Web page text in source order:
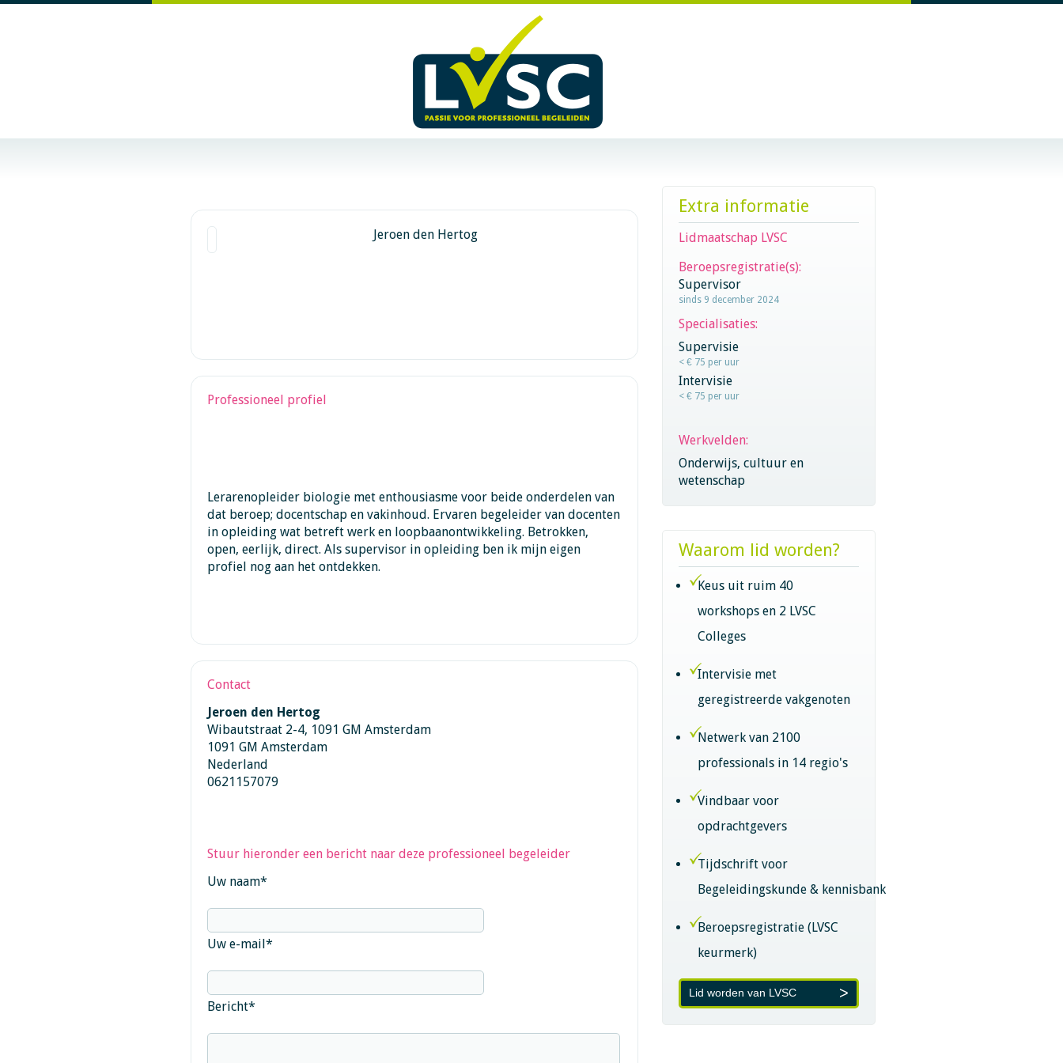
Jeroen den Hertog
Professioneel profiel
Lerarenopleider biologie met enthousiasme voor beide onderdelen van
dat beroep; docentschap en vakinhoud. Ervaren begeleider van docenten
in opleiding wat betreft werk en loopbaanontwikkeling. Betrokken,
open, eerlijk, direct. Als supervisor in opleiding ben ik mijn eigen
profiel nog aan het ontdekken.
Contact
Jeroen den Hertog
Wibautstraat 2-4, 1091 GM Amsterdam
1091 GM Amsterdam
Nederland
0621157079
Stuur hieronder een bericht naar deze professioneel begeleider
Uw naam*
Uw e-mail*
Bericht*
Extra informatie
Lidmaatschap LVSC
Beroepsregistratie(s):
Supervisor
sinds 9 december 2024
Specialisaties:
Supervisie
< € 75 per uur
Intervisie
< € 75 per uur
Werkvelden:
Onderwijs, cultuur en
wetenschap
Waarom lid worden?
Keus uit ruim 40
workshops en 2 LVSC
Colleges
Intervisie met
geregistreerde vakgenoten
Netwerk van 2100
professionals in 14 regio's
Vindbaar voor
opdrachtgevers
Tijdschrift voor
Begeleidingskunde & kennisbank
Beroepsregistratie (LVSC
keurmerk)
Lid worden van LVSC